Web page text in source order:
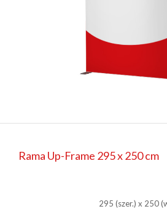
Rama Up-Frame 295 x 250 cm
295 (szer.) x 250